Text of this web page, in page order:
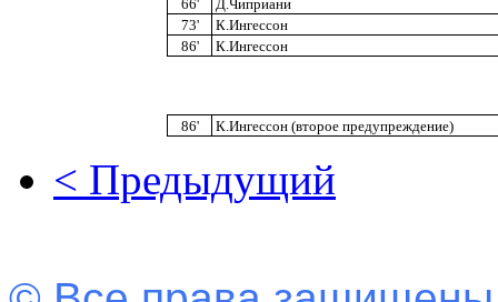
66'
Д.Чиприани
73'
К.Ингессон
86'
К.Ингессон
86' К.Ингессон (второе предупреждение)
< Предыдущий